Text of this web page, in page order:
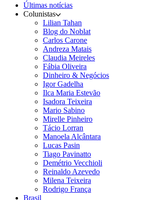
Últimas notícias
Colunistas
Lilian Tahan
Blog do Noblat
Carlos Carone
Andreza Matais
Claudia Meireles
Fábia Oliveira
Dinheiro & Negócios
Igor Gadelha
Ilca Maria Estevão
Isadora Teixeira
Mario Sabino
Mirelle Pinheiro
Tácio Lorran
Manoela Alcântara
Lucas Pasin
Tiago Pavinatto
Demétrio Vecchioli
Reinaldo Azevedo
Milena Teixeira
Rodrigo França
Brasil